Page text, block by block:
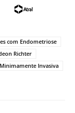
com Endometriose
Richter
Invasiva